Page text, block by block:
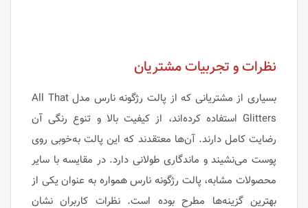
نظرات و تجربیات مشتریان
بسیاری از مشتریانی که از پالت رژگونه نارس مدل All That
Glitters استفاده کرده‌اند، از کیفیت بالا و تنوع رنگی آن
رضایت کامل دارند. آن‌ها معتقدند که این پالت به‌خوبی روی
پوست می‌نشیند و ماندگاری طولانی دارد. در مقایسه با سایر
محصولات مشابه، پالت رژگونه نارس همواره به عنوان یکی از
بهترین گزینه‌ها مطرح بوده است. نظرات کاربران نشان